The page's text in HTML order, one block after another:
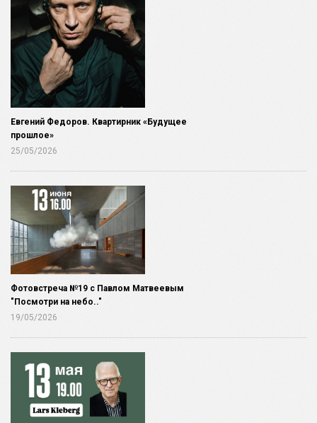
Евгений Федоров. Квартирник «Будущее
прошлое»
25/05/2026
Фотовстреча №19 с Павлом Матвеевым
"Посмотри на небо.."
19/05/2026